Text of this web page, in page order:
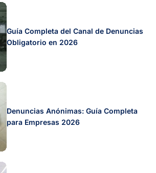
Guía Completa del Canal de Denuncias
Obligatorio en 2026
Denuncias Anónimas: Guía Completa
para Empresas 2026